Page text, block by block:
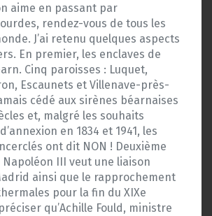
aime en passant par
rendez-vous de tous les
J’ai retenu quelques aspects
En premier, les enclaves de
Cinq paroisses : Luquet,
Escaunets et Villenave-près-
cédé aux sirènes béarnaises
et, malgré les souhaits
en 1834 et 1941, les
ont dit NON ! Deuxième
III veut une liaison
ainsi que le rapprochement
pour la fin du XIXe
qu’Achille Fould, ministre